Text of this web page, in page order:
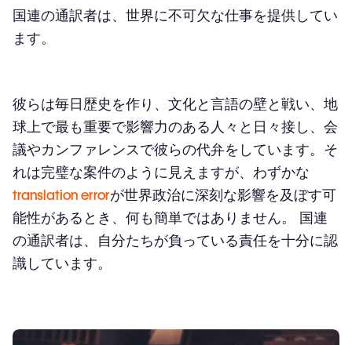
国連の通訳者は、世界に不可欠な仕事を提供してい
ます。
彼らは毎日歴史を作り、文化と言語の壁と戦い、地
球上で最も重要で影響力のある人々と日々接し、会
議やカンファレンスで彼らの代弁をしています。そ
れは完璧な案件のように見えますが、わずかな
translation errorが世界政治に深刻な影響を及ぼす可
能性があるとき、何も簡単ではありません。 国連
の通訳者は、自分たちが負っている責任を十分に認
識しています。